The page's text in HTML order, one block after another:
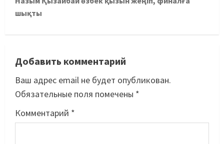
шықты
Добавить комментарий
Ваш адрес email не будет опубликован.
Обязательные поля помечены *
Комментарий *